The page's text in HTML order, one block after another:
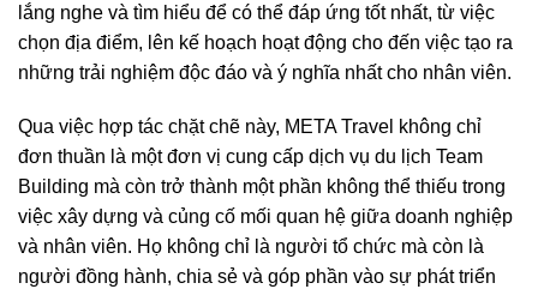
lắng nghe và tìm hiểu để có thể đáp ứng tốt nhất, từ việc
chọn địa điểm, lên kế hoạch hoạt động cho đến việc tạo ra
những trải nghiệm độc đáo và ý nghĩa nhất cho nhân viên.
Qua việc hợp tác chặt chẽ này, META Travel không chỉ
đơn thuần là một đơn vị cung cấp dịch vụ du lịch Team
Building mà còn trở thành một phần không thể thiếu trong
việc xây dựng và củng cố mối quan hệ giữa doanh nghiệp
và nhân viên. Họ không chỉ là người tổ chức mà còn là
người đồng hành, chia sẻ và góp phần vào sự phát triển